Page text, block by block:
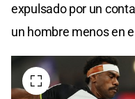
expulsado por un
un hombre menos en